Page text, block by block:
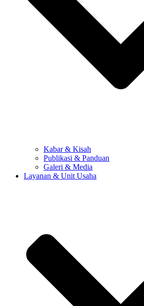
Kabar & Kisah
Publikasi & Panduan
Galeri & Media
Layanan & Unit Usaha